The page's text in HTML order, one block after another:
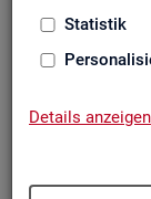
Statistik
Details anzeigen